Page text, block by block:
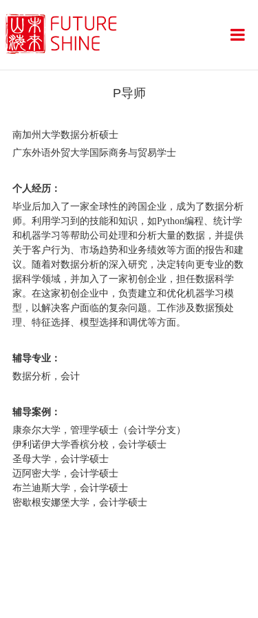
山
P导师
南加州大学数据分析硕士
广东外语外贸大学国际商务与贸易学士
个人经历：
毕业后加入了一家全球性的跨国企业，成为了数据分析
师。利用学习到的技能和知识，如Python编程、统计学
和机器学习等帮助公司处理和分析大量的数据，并提供
关于客户行为、市场趋势和业务绩效等方面的报告和建
议。随着对数据分析的深入研究，决定转向更专业的数
据科学领域，并加入了一家初创企业，担任数据科学
家。在这家初创企业中，负责建立和优化机器学习模
型，以解决客户面临的复杂问题。工作涉及数据预处
理、特征选择、模型选择和调优等方面。
辅导专业：
数据分析，会计
辅导案例：
康奈尔大学，管理学硕士（会计学分支）
伊利诺伊大学香槟分校，会计学硕士
圣母大学，会计学硕士
迈阿密大学，会计学硕士
布兰迪斯大学，会计学硕士
密歇根安娜堡大学，会计学硕士